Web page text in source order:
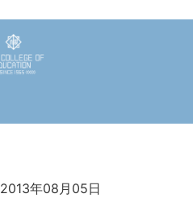
2013年08月05日